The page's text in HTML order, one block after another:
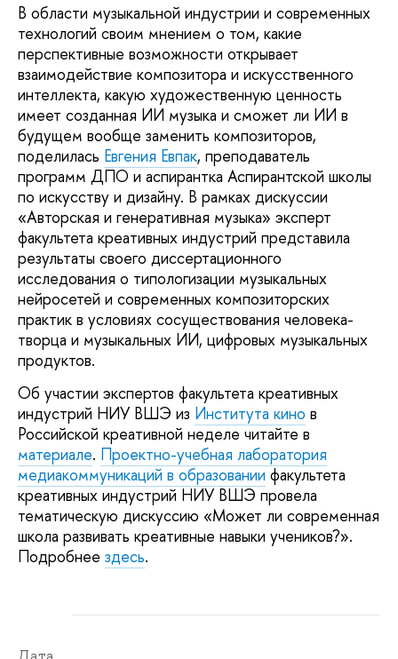
В области музыкальной индустрии и современных
технологий своим мнением о том, какие
перспективные возможности открывает
взаимодействие композитора и искусственного
интеллекта, какую художественную ценность
имеет созданная ИИ музыка и сможет ли ИИ в
будущем вообще заменить композиторов,
поделилась Евгения Евпак, преподаватель
программ ДПО и аспирантка Аспирантской школы
по искусству и дизайну. В рамках дискуссии
«Авторская и генеративная музыка» эксперт
факультета креативных индустрий представила
результаты своего диссертационного
исследования о типологизации музыкальных
нейросетей и современных композиторских
практик в условиях сосуществования человека-
творца и музыкальных ИИ, цифровых музыкальных
продуктов.
Об участии экспертов факультета креативных
индустрий НИУ ВШЭ из Института кино в
Российской креативной неделе читайте в
материале. Проектно-учебная лаборатория
медиакоммуникаций в образовании факультета
креативных индустрий НИУ ВШЭ провела
тематическую дискуссию «Может ли современная
школа развивать креативные навыки учеников?».
Подробнее здесь.